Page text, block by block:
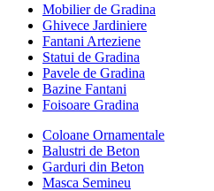
Mobilier de Gradina
Ghivece Jardiniere
Fantani Arteziene
Statui de Gradina
Pavele de Gradina
Bazine Fantani
Foisoare Gradina
Coloane Ornamentale
Balustri de Beton
Garduri din Beton
Masca Semineu